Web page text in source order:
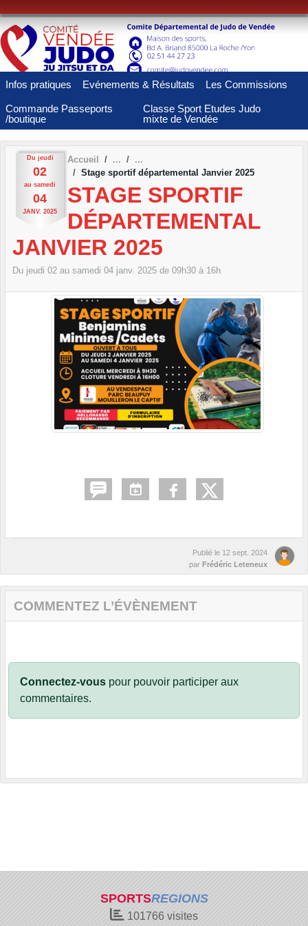
Infos pratiques Evénements & Résultats Les Commissions
Commande Passeports
/boutique
Classe Sport Etudes Judo
mixte de Vendée
Du jeudi
02
au samedi
04
JANV. 2025
Accueil
Stage sportif départemental Janvier 2025
STAGE SPORTIF
DÉPARTEMENTAL
JANVIER 2025
Du jeudi 02 au samedi 04 janv. 2025 de 09h30 à 16h
Publié le 12 sept. 2024
par Frédéric Leteneux
COMMENTEZ L’ÉVÈNEMENT
Connectez-vous pour pouvoir participer aux
commentaires.
SPORTSREGIONS
101766 visites